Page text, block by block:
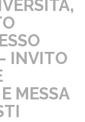
INVITO
MESSA